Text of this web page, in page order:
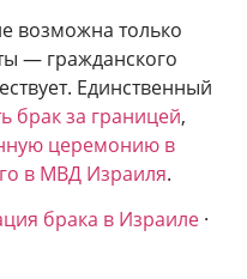
возможна только
— гражданского
Единственный
брак за границей,
церемонию в
в МВД Израиля.
брака в Израиле ·